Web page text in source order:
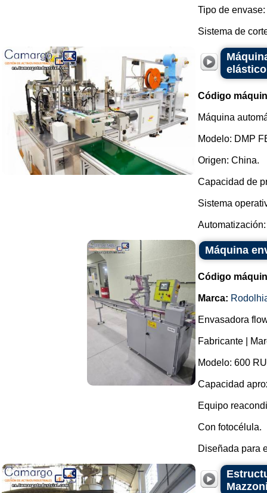
Tipo de
Sistema de
Código
Máquina
Modelo: DMP
Origen: China.
Capacidad de
Sistema
Máquina
Código
Marca:
Envasadora
Fabricante |
Modelo: 600
Capacidad
Equipo
Con fotocélula.
Diseñada para